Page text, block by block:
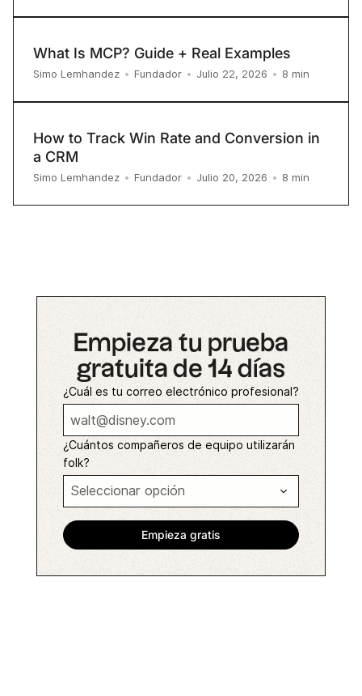
What Is MCP? Guide + Real Examples
Simo Lemhandez • Fundador • Julio 22, 2026 • 8 min
How to Track Win Rate and Conversion in
a CRM
Simo Lemhandez • Fundador • Julio 20, 2026 • 8 min
Empieza tu prueba
gratuita de 14 días
¿Cuál es tu correo electrónico profesional?
¿Cuántos compañeros de equipo utilizarán
folk?